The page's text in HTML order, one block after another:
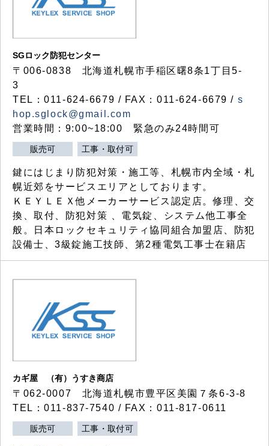
SGロック防犯センター
〒006-0838 北海道札幌市手稲区曙8条1丁目5-
3
TEL：011-624-6679 / FAX：011-624-6679 / s
hop.sglock@gmail.com
営業時間：9:00~18:00 緊急のみ24時間可
販売可 工事・取付可
鍵にはじまり防犯対策・施工等、札幌市内全域・札
幌近郊をサービスエリアとしております。
ＫＥＹＬＥＸ他メーカーサービス認定店。修理、交
換、取付、防犯対策 、電気錠、システム他工事全
般。日本ロックセキュリティ協同組合加盟店、防犯
設備士、3級錠施工技師、第2種電気工事士在籍店
カギ屋 （有）うすき商店
〒062-0007 北海道札幌市豊平区美園７条6-3-8
TEL：011-837-7540 / FAX：011-817-0611
販売可 工事・取付可